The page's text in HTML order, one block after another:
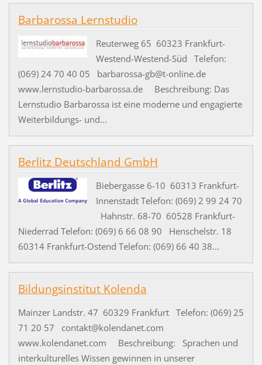
Barbarossa Lernstudio
Reuterweg 65 60323 Frankfurt-
Westend-Westend-Süd Telefon:
(069) 24 70 40 05 barbarossa-gb@t-online.de
www.lernstudio-barbarossa.de Beschreibung: Das
Lernstudio Barbarossa ist eine moderne und engagierte
Weiterbildungs- und...
Berlitz Deutschland GmbH
Biebergasse 6-10 60313 Frankfurt-
Innenstadt Telefon: (069) 2 99 24 70
Hahnstr. 68-70 60528 Frankfurt-
Niederrad Telefon: (069) 6 66 08 90 Henschelstr. 18
60314 Frankfurt-Ostend Telefon: (069) 66 40 38...
Bildungsinstitut Kolenda
Mainzer Landstr. 47 60329 Frankfurt Telefon: (069) 25
71 20 57 contakt@kolendanet.com
www.kolendanet.com Beschreibung: Sprachen und
interkulturelles Wissen gewinnen in unserer